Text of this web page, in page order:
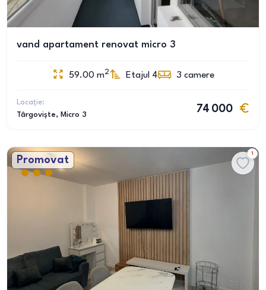
vand apartament renovat micro 3
59.00 m2 Etajul 4 3 camere
Locație:
Târgoviște, Micro 3
74 000
Promovat
1